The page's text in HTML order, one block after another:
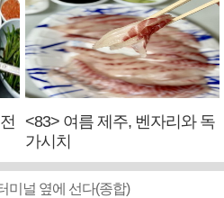
<83> 여름 제주, 벤자리와 독
가시치
미널 옆에 선다(종합)